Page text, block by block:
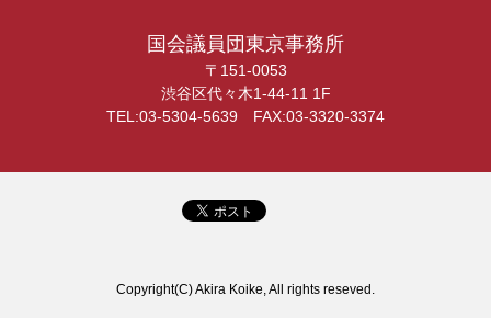
国会議員団東京事務所
〒151-0053
渋谷区代々木1-44-11 1F
TEL:03-5304-5639 FAX:03-3320-3374
Copyright(C) Akira Koike, All rights reseved.